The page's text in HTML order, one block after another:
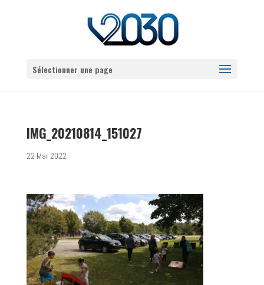
Sélectionner une page
IMG_20210814_151027
22 Mar 2022